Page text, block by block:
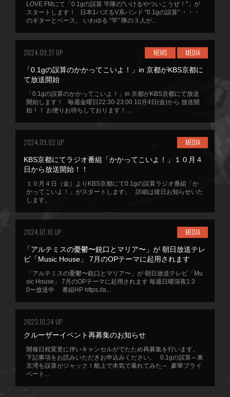
LOVE FMにて「0.1gの誤算 竿隊の"いけるやついこうぜ！"」が
スタートします！ 日本1バズるV系バンド "0.1gの誤算" ・・・
のギターとベース、 いわゆる "竿" 隊の３人が...
2024.09.27 UP NEWS MEDIA
「0.1gの誤算のかかってこいよ！」in 京都がKBS京都に
て放送開始
「0.1gの誤算のかかってこいよ！」in 京都がKBS京都にて放送
開始します！ 毎週金曜日22:30-23:00 10月4日(金)から 放送開
始！！ お便りお待ちしております！...
2024.09.02 UP MEDIA
KBS京都にてラジオ番組「かかってこいよ！」１０月４
日から放送開始！！
１０月４日（金）よりKBS京都にて0.1gの誤算ラジオ番組「か
かってこいよ！」がスタートします。 詳細は後日お知らせいた
します。
2024.07.10 UP MEDIA
「アルテミスの憂鬱〜銃口とマリア〜」が 朝日放送テレ
ビ「Music House」 7月のOPテーマに起用されます
「アルテミスの憂鬱〜銃口とマリア〜」が 朝日放送テレビ「Mu
sic House」 7月のOPテーマに起用されます 毎週日曜深夜1:3
0〜放送中 番組HP https://a...
2023.10.24 UP
クルーザーイベント再募集のお知らせ
開催日程変更に伴いキャンセルがでたため再募集を行います。
下記事項をお読みいただきお申込みください。 0.1gの誤算～東
京湾を誤算がジャック！船上で本気で暴れてみた～ 豪華プライ
ベート...